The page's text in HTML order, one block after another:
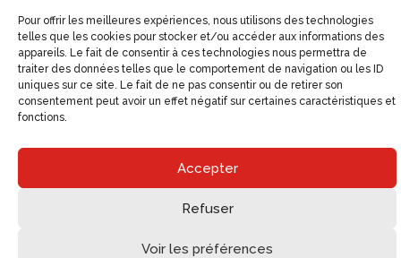
Pour offrir les meilleures expériences, nous utilisons des technologies
telles que les cookies pour stocker et/ou accéder aux informations des
appareils. Le fait de consentir à ces technologies nous permettra de
traiter des données telles que le comportement de navigation ou les ID
uniques sur ce site. Le fait de ne pas consentir ou de retirer son
consentement peut avoir un effet négatif sur certaines caractéristiques et
fonctions.
Accepter
Refuser
Voir les préférences
vitale
© Ugocom Paris – Avignon Création Site Internet –
Agence de Communication